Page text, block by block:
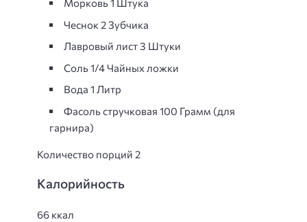
Морковь 1 Штука
Чеснок 2 Зубчика
Лавровый лист 3 Штуки
Соль 1/4 Чайных ложки
Вода 1 Литр
Фасоль стручковая 100 Грамм (для
гарнира)
Количество порций 2
Калорийность
66 ккал